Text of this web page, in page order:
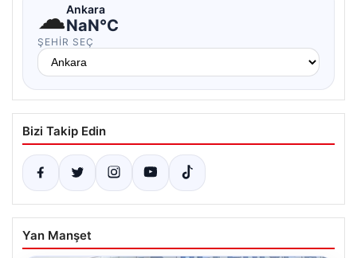
☁Ankara
NaN°C
ŞEHIR SEÇ
Bizi Takip Edin
Yan Manşet